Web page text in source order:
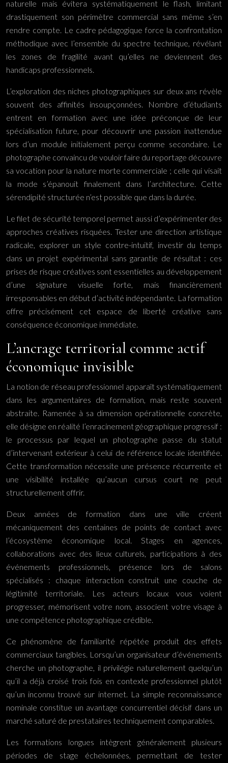
naturelle mais évitera systématiquement le flash, limitant
drastiquement son périmètre commercial sans même s’en
rendre compte. Le cadre pédagogique force la confrontation
méthodique avec l’ensemble du spectre technique, révélant
les zones de fragilité avant qu’elles ne deviennent des
handicaps professionnels.
L’exploration des niches photographiques sur deux ans révèle
souvent des affinités insoupçonnées. Nombre d’étudiants
entrent en formation avec une idée préconçue de leur
spécialisation future, pour découvrir une passion inattendue
lors d’un module initialement perçu comme secondaire. Le
photographe convaincu de vouloir faire du reportage découvre
sa vocation pour la nature morte commerciale ; celle qui visait
la mode s’épanouit finalement dans l’architecture. Cette
sérendipité structurée n’est possible que dans la durée.
Le filet de sécurité temporel permet aussi d’expérimenter des
approches créatives risquées. Tester une direction artistique
radicale, explorer un style contre-intuitif, investir du temps
dans un projet expérimental sans garantie de résultat : ces
prises de risque créatives sont essentielles au développement
d’une signature visuelle forte, mais financièrement
irresponsables en début d’activité indépendante. La formation
offre précisément cet espace de liberté créative sans
conséquence économique immédiate.
L’ancrage territorial comme actif
économique invisible
La notion de réseau professionnel apparaît systématiquement
dans les argumentaires de formation, mais reste souvent
abstraite. Ramenée à sa dimension opérationnelle concrète,
elle désigne en réalité l’enracinement géographique progressif :
le processus par lequel un photographe passe du statut
d’intervenant extérieur à celui de référence locale identifiée.
Cette transformation nécessite une présence récurrente et
une visibilité installée qu’aucun cursus court ne peut
structurellement offrir.
Deux années de formation dans une ville créent
mécaniquement des centaines de points de contact avec
l’écosystème économique local. Stages en agences,
collaborations avec des lieux culturels, participations à des
événements professionnels, présence lors de salons
spécialisés : chaque interaction construit une couche de
légitimité territoriale. Les acteurs locaux vous voient
progresser, mémorisent votre nom, associent votre visage à
une compétence photographique crédible.
Ce phénomène de familiarité répétée produit des effets
commerciaux tangibles. Lorsqu’un organisateur d’événements
cherche un photographe, il privilégie naturellement quelqu’un
qu’il a déjà croisé trois fois en contexte professionnel plutôt
qu’un inconnu trouvé sur internet. La simple reconnaissance
nominale constitue un avantage concurrentiel décisif dans un
marché saturé de prestataires techniquement comparables.
Les formations longues intègrent généralement plusieurs
périodes de stage échelonnées, permettant de tester